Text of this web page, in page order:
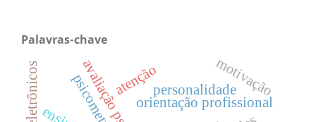
Palavras-chave
orientação profissional
atenção
psicometria personalidademotivação